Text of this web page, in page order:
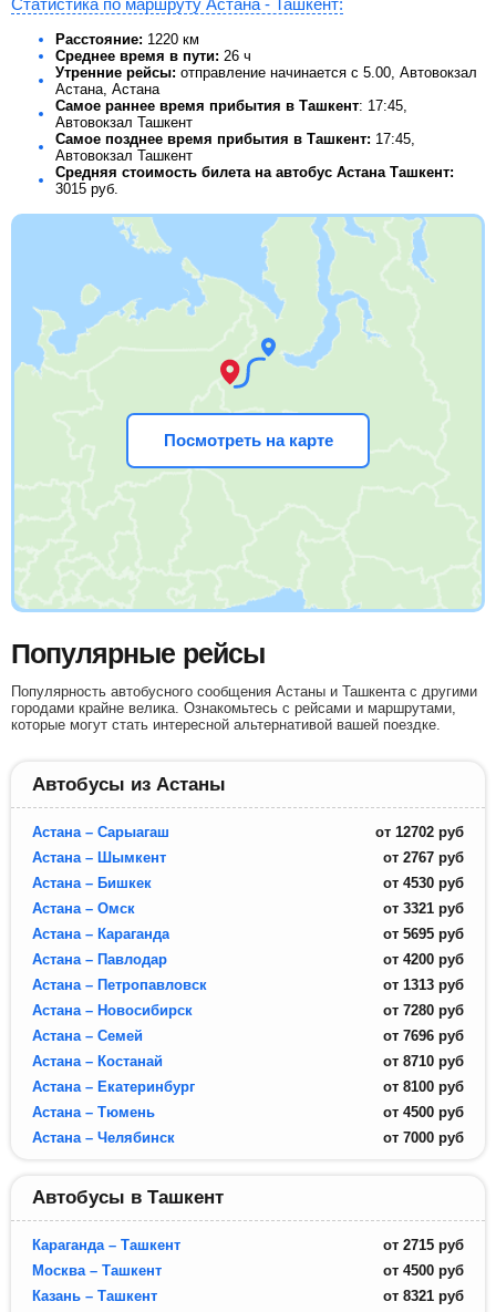
Статистика по маршруту Астана - Ташкент:
Расстояние: 1220 км
Среднее время в пути: 26 ч
Утренние рейсы: отправление начинается с 5.00, Автовокзал
Астана, Астана
Самое раннее время прибытия в Ташкент: 17:45,
Автовокзал Ташкент
Самое позднее время прибытия в Ташкент: 17:45,
Автовокзал Ташкент
Средняя стоимость билета на автобус Астана Ташкент:
3015 руб.
Посмотреть на карте
Популярные рейсы
Популярность автобусного сообщения Астаны и Ташкента с другими
городами крайне велика. Ознакомьтесь с рейсами и маршрутами,
которые могут стать интересной альтернативой вашей поездке.
Автобусы из Астаны
Астана – Сарыагаш от 12702 руб
Астана – Шымкент
от 2767 руб
Астана – Бишкек
от 4530 руб
Астана – Омск
от 3321 руб
Астана – Караганда
от 5695 руб
Астана – Павлодар
от 4200 руб
Астана – Петропавловск
от 1313 руб
Астана – Новосибирск
от 7280 руб
Астана – Семей
от 7696 руб
Астана – Костанай
от 8710 руб
Астана – Екатеринбург
от 8100 руб
Астана – Тюмень
от 4500 руб
Астана – Челябинск
от 7000 руб
Автобусы в Ташкент
Караганда – Ташкент от 2715 руб
Москва – Ташкент
от 4500 руб
Казань – Ташкент
от 8321 руб